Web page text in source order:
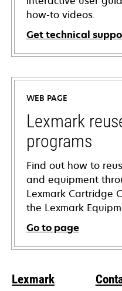
how-to videos.
Get technical
opens
in
new
tab
WEB PAGE
Lexmark
programs
Find out how to
and equipment
Lexmark Cartridge
the Lexmark
Go to page
Lexmark